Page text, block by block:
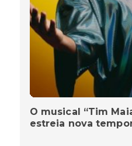
O musical “Tim
estreia nova